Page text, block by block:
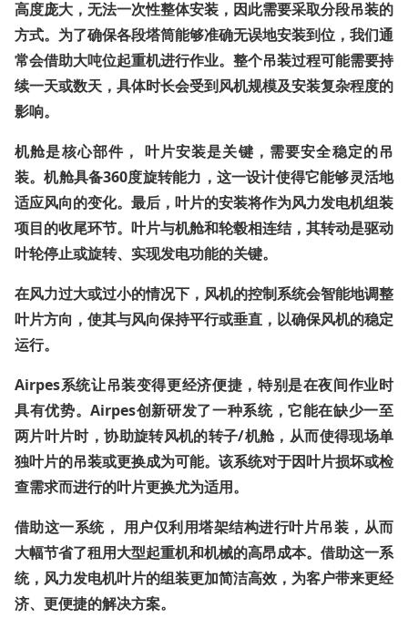
高度庞大，无法一次性整体安装，因此需要采取分段吊装的
方式。为了确保各段塔筒能够准确无误地安装到位，我们通
常会借助大吨位起重机进行作业。整个吊装过程可能需要持
续一天或数天，具体时长会受到风机规模及安装复杂程度的
影响。
机舱是核心部件， 叶片安装是关键，需要安全稳定的吊
装。机舱具备360度旋转能力，这一设计使得它能够灵活地
适应风向的变化。最后，叶片的安装将作为风力发电机组装
项目的收尾环节。叶片与机舱和轮毂相连结，其转动是驱动
叶轮停止或旋转、实现发电功能的关键。
在风力过大或过小的情况下，风机的控制系统会智能地调整
叶片方向，使其与风向保持平行或垂直，以确保风机的稳定
运行。
Airpes系统让吊装变得更经济便捷，特别是在夜间作业时
具有优势。Airpes创新研发了一种系统，它能在缺少一至
两片叶片时，协助旋转风机的转子/机舱，从而使得现场单
独叶片的吊装或更换成为可能。该系统对于因叶片损坏或检
查需求而进行的叶片更换尤为适用。
借助这一系统， 用户仅利用塔架结构进行叶片吊装 ，从而
大幅节省了租用大型起重机和机械的高昂成本。借助这一系
统，风力发电机叶片的组装更加简洁高效，为客户带来更经
济、更便捷的解决方案。